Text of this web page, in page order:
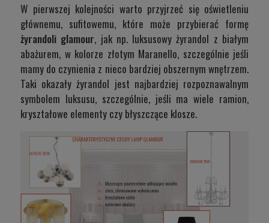
W pierwszej kolejności warto przyjrzeć się oświetleniu
głównemu, sufitowemu, które może przybierać formę
żyrandoli glamour, jak np. luksusowy żyrandol z białym
abażurem, w kolorze złotym Maranello, szczególnie jeśli
mamy do czynienia z nieco bardziej obszernym wnętrzem.
Taki okazały żyrandol jest najbardziej rozpoznawalnym
symbolem luksusu, szczególnie, jeśli ma wiele ramion,
kryształowe elementy czy błyszczące klosze.